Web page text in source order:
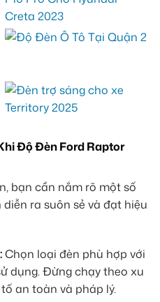
Độ Đèn Ford Raptor
bạn cần nắm rõ một số
ra suôn sẻ và đạt hiệu
Chọn loại đèn phù hợp với
dụng. Đừng chạy theo xu
an toàn và pháp lý.